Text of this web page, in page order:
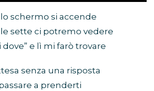
schermo si accende
sette ci potremo vedere
e lì mi farò trovare
senza una risposta
a prenderti